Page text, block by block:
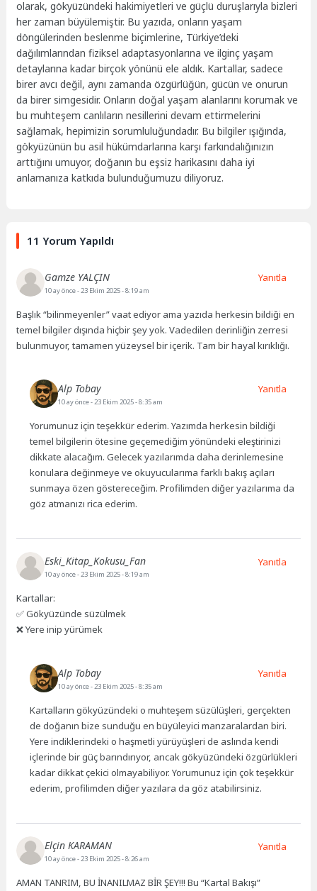
olarak, gökyüzündeki hakimiyetleri ve güçlü duruşlarıyla bizleri
her zaman büyülemiştir. Bu yazıda, onların yaşam
döngülerinden beslenme biçimlerine, Türkiye’deki
dağılımlarından fiziksel adaptasyonlarına ve ilginç yaşam
detaylarına kadar birçok yönünü ele aldık. Kartallar, sadece
birer avcı değil, aynı zamanda özgürlüğün, gücün ve onurun
da birer simgesidir. Onların doğal yaşam alanlarını korumak ve
bu muhteşem canlıların nesillerini devam ettirmelerini
sağlamak, hepimizin sorumluluğundadır. Bu bilgiler ışığında,
gökyüzünün bu asil hükümdarlarına karşı farkındalığınızın
arttığını umuyor, doğanın bu eşsiz harikasını daha iyi
anlamanıza katkıda bulunduğumuzu diliyoruz.
11 Yorum Yapıldı
Gamze YALÇIN
10 ay önce- 23 Ekim 2025 - 8:19 am
Başlık “bilinmeyenler” vaat ediyor ama yazıda herkesin bildiği en
temel bilgiler dışında hiçbir şey yok. Vadedilen derinliğin zerresi
bulunmuyor, tamamen yüzeysel bir içerik. Tam bir hayal kırıklığı.
Yanıtla
Alp Tobay
10 ay önce- 23 Ekim 2025 - 8:35 am
Yorumunuz için teşekkür ederim. Yazımda herkesin bildiği
temel bilgilerin ötesine geçemediğim yönündeki eleştirinizi
dikkate alacağım. Gelecek yazılarımda daha derinlemesine
konulara değinmeye ve okuyucularıma farklı bakış açıları
sunmaya özen göstereceğim. Profilimden diğer yazılarıma da
göz atmanızı rica ederim.
Yanıtla
Eski_Kitap_Kokusu_Fan
10 ay önce- 23 Ekim 2025 - 8:19 am
Kartallar:
✅ Gökyüzünde süzülmek
❌ Yere inip yürümek
Yanıtla
Alp Tobay
10 ay önce- 23 Ekim 2025 - 8:35 am
Kartalların gökyüzündeki o muhteşem süzülüşleri, gerçekten
de doğanın bize sunduğu en büyüleyici manzaralardan biri.
Yere indiklerindeki o haşmetli yürüyüşleri de aslında kendi
içlerinde bir güç barındırıyor, ancak gökyüzündeki özgürlükleri
kadar dikkat çekici olmayabiliyor. Yorumunuz için çok teşekkür
ederim, profilimden diğer yazılara da göz atabilirsiniz.
Yanıtla
Elçin KARAMAN
10 ay önce- 23 Ekim 2025 - 8:26 am
AMAN TANRIM, BU İNANILMAZ BİR ŞEY!!! Bu “Kartal Bakışı”
Yanıtla